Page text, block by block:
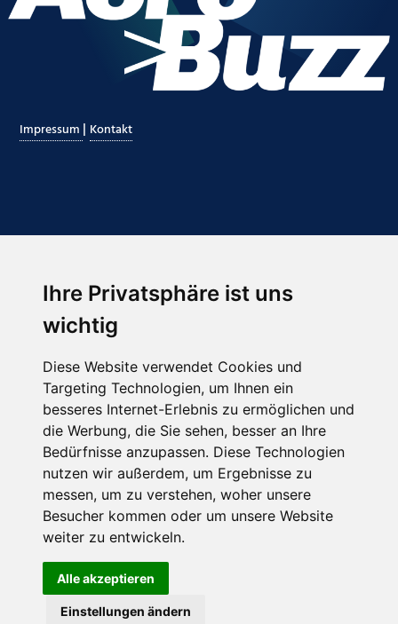
Ihre Privatsphäre ist uns
wichtig
Diese Website verwendet Cookies und
Targeting Technologien, um Ihnen ein
besseres Internet-Erlebnis zu ermöglichen und
die Werbung, die Sie sehen, besser an Ihre
Bedürfnisse anzupassen. Diese Technologien
nutzen wir außerdem, um Ergebnisse zu
messen, um zu verstehen, woher unsere
Besucher kommen oder um unsere Website
weiter zu entwickeln.
Alle akzeptieren
Einstellungen ändern
Impressum | Kontakt
Hier finden Sie uns auch
Abonnieren Sie unseren Newsletter
Email